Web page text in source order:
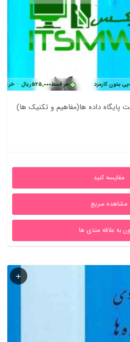
هر قسط525,000ریال • خرید بدون کارمزد
پايگاه داده ها(مفاهيم و تكنيك ها)
2,100,000ریال
مقایسه کنید
مشاهده سریع
به علاقه مندی ها